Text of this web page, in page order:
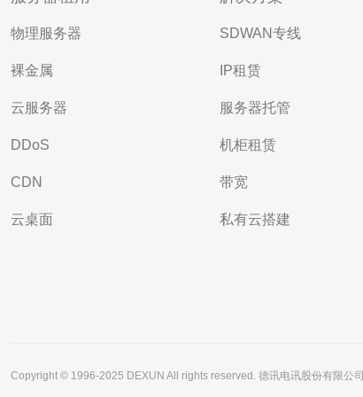
物理服务器
裸金属
云服务器
DDoS
CDN
云桌面
SDWAN专线
IP租赁
服务器托管
机柜租赁
带宽
私有云搭建
Copyright © 1996-2025 DEXUN All rights reserved. 德讯电讯股份有限公司